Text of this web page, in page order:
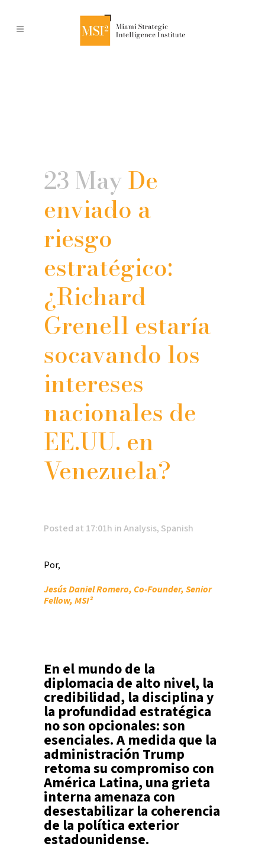
23 MayDe
enviado a
riesgo
estratégico:
¿Richard
Grenell estaría
socavando los
intereses
nacionales de
EE.UU. en
Venezuela?
Posted at 17:01h inAnalysis, Spanish
Por,
Jesús Daniel Romero, Co-Founder, Senior
Fellow, MSI²
En el mundo de la
diplomacia de alto nivel, la
credibilidad, la disciplina y
la profundidad estratégica
no son opcionales: son
esenciales. A medida que la
administración Trump
retoma su compromiso con
América Latina, una grieta
interna amenaza con
desestabilizar la coherencia
de la política exterior
estadounidense.